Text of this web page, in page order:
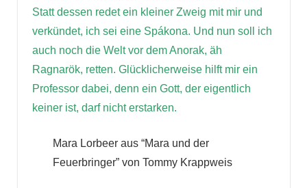
Statt dessen redet ein kleiner Zweig mit mir und
verkündet, ich sei eine Spákona. Und nun soll ich
auch noch die Welt vor dem Anorak, äh
Ragnarök, retten. Glücklicherweise hilft mir ein
Professor dabei, denn ein Gott, der eigentlich
keiner ist, darf nicht erstarken.
Mara Lorbeer aus “Mara und der
Feuerbringer” von Tommy Krappweis